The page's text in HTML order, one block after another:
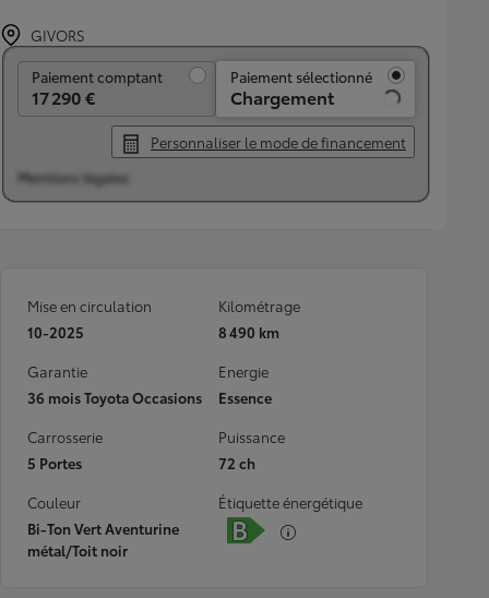
GIVORS
Paiement comptant
17 290 €
Paiement sélectionné
Chargement
Personnaliser le mode de financement
Mentions légales
Mise en circulation
10-2025
Kilométrage
8 490 km
Garantie
36 mois Toyota Occasions
Energie
Essence
Carrosserie
5 Portes
Puissance
72 ch
Couleur
Bi-Ton Vert Aventurine
métal/Toit noir
Étiquette énergétique